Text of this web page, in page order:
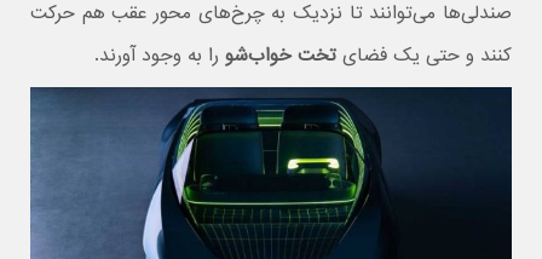
صندلی‌ها می‌توانند تا نزدیک به چرخ‌های محور عقب هم حرکت
کنند و حتی یک فضایتخت خواب‌شو را به وجود آورند.